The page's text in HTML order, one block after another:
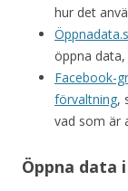
hur det
öppna
Facebook-
förvaltning,
vad som är
Öppna data